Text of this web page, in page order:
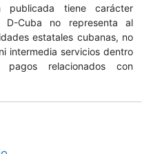
publicada tiene carácter
D-Cuba no representa al
estatales cubanas, no
intermedia servicios dentro
relacionados con